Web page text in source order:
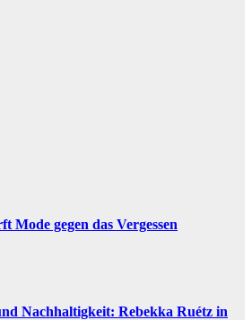
Mode gegen das Vergessen
Nachhaltigkeit: Rebekka Ruétz in